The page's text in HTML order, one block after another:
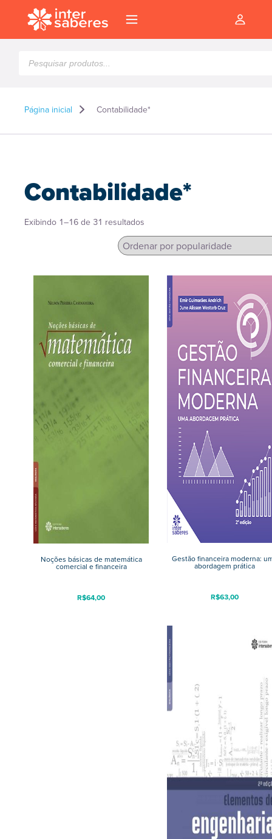
produtos
Página inicial Contabilidade*
Contabilidade*
Exibindo 1–16 de 31 resultados
popularidade
Noções básicas de matemática
comercial e financeira
R$64,00
Gestão financeira moderna:
abordagem prática
R$63,00